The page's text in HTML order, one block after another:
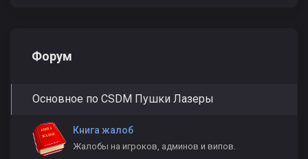
Форум
Основное по CSDM Пушки Лазеры
Книга жалоб
Жалобы на игроков, админов и випов.